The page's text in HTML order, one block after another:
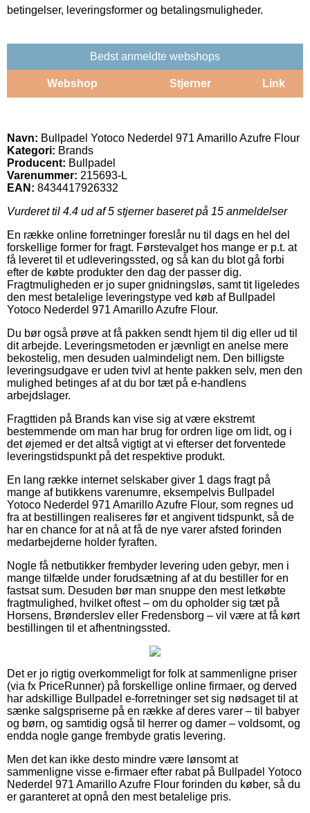
betingelser, leveringsformer og betalingsmuligheder.
Bedst anmeldte webshops
Webshop Stjerner Link
Navn: Bullpadel Yotoco Nederdel 971 Amarillo Azufre Flour
Kategori: Brands
Producent: Bullpadel
Varenummer: 215693-L
EAN: 8434417926332
Vurderet til 4.4 ud af 5 stjerner baseret på 15 anmeldelser
En række online forretninger foreslår nu til dags en hel del
forskellige former for fragt. Førstevalget hos mange er p.t. at
få leveret til et udleveringssted, og så kan du blot gå forbi
efter de købte produkter den dag der passer dig.
Fragtmuligheden er jo super gnidningsløs, samt tit ligeledes
den mest betalelige leveringstype ved køb af Bullpadel
Yotoco Nederdel 971 Amarillo Azufre Flour.
Du bør også prøve at få pakken sendt hjem til dig eller ud til
dit arbejde. Leveringsmetoden er jævnligt en anelse mere
bekostelig, men desuden ualmindeligt nem. Den billigste
leveringsudgave er uden tvivl at hente pakken selv, men den
mulighed betinges af at du bor tæt på e-handlens
arbejdslager.
Fragttiden på Brands kan vise sig at være ekstremt
bestemmende om man har brug for ordren lige om lidt, og i
det øjemed er det altså vigtigt at vi efterser det forventede
leveringstidspunkt på det respektive produkt.
En lang række internet selskaber giver 1 dags fragt på
mange af butikkens varenumre, eksempelvis Bullpadel
Yotoco Nederdel 971 Amarillo Azufre Flour, som regnes ud
fra at bestillingen realiseres før et angivent tidspunkt, så de
har en chance for at nå at få de nye varer afsted forinden
medarbejderne holder fyraften.
Nogle få netbutikker frembyder levering uden gebyr, men i
mange tilfælde under forudsætning af at du bestiller for en
fastsat sum. Desuden bør man snuppe den mest letkøbte
fragtmulighed, hvilket oftest – om du opholder sig tæt på
Horsens, Brønderslev eller Fredensborg – vil være at få kørt
bestillingen til et afhentningssted.
Det er jo rigtig overkommeligt for folk at sammenligne priser
(via fx PriceRunner) på forskellige online firmaer, og derved
har adskillige Bullpadel e-forretninger set sig nødsaget til at
sænke salgspriserne på en række af deres varer – til babyer
og børn, og samtidig også til herrer og damer – voldsomt, og
endda nogle gange frembyde gratis levering.
Men det kan ikke desto mindre være lønsomt at
sammenligne visse e-firmaer efter rabat på Bullpadel Yotoco
Nederdel 971 Amarillo Azufre Flour forinden du køber, så du
er garanteret at opnå den mest betalelige pris.